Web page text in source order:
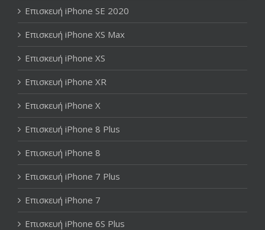
Επισκευή iPhone SE 2020
Επισκευή iPhone XS Max
Επισκευή iPhone XS
Επισκευή iPhone XR
Επισκευή iPhone X
Επισκευή iPhone 8 Plus
Επισκευή iPhone 8
Επισκευή iPhone 7 Plus
Επισκευή iPhone 7
Επισκευή iPhone 6S Plus